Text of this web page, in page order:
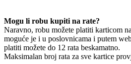
Mogu li robu kupiti na rate?
Naravno, robu možete platiti karticom
moguće je i u poslovnicama i putem
platiti možete do 12 rata beskamatno.
Maksimalan broj rata za sve kartice